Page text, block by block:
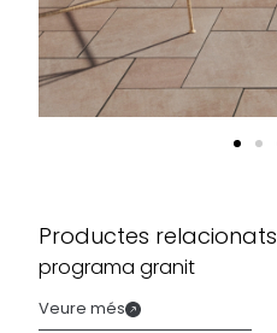
Productes relacionats
programa granit
Veure més